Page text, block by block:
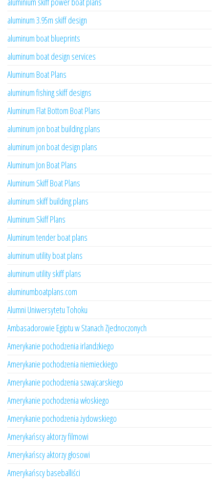
aluminum 3.95m skiff design
aluminum boat blueprints
aluminum boat design services
Aluminum Boat Plans
aluminum fishing skiff designs
Aluminum Flat Bottom Boat Plans
aluminum jon boat building plans
aluminum jon boat design plans
Aluminum Jon Boat Plans
Aluminum Skiff Boat Plans
aluminum skiff building plans
Aluminum Skiff Plans
Aluminum tender boat plans
aluminum utility boat plans
aluminum utility skiff plans
aluminumboatplans.com
Alumni Uniwersytetu Tohoku
Ambasadorowie Egiptu w Stanach Zjednoczonych
Amerykanie pochodzenia irlandzkiego
Amerykanie pochodzenia niemieckiego
Amerykanie pochodzenia szwajcarskiego
Amerykanie pochodzenia włoskiego
Amerykanie pochodzenia żydowskiego
Amerykańscy aktorzy filmowi
Amerykańscy aktorzy głosowi
Amerykańscy baseballiści